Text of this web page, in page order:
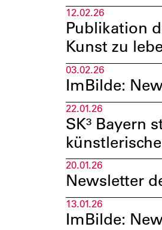
12.02.26
Publikation
Kunst zu
03.02.26
ImBilde:
22.01.26
SK³ Bayern
20.01.26
Newsletter
13.01.26
ImBilde: